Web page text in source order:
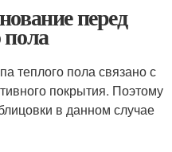
перед
пола
теплого пола связано с
покрытия. Поэтому
в данном случае